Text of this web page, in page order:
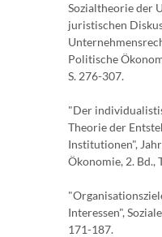
Sozialtheorie der
juristischen
Politische
S. 276-307.
"Der
Theorie der
Institutionen",
Ökonomie, 2. Bd.,
Interessen",
171-187.